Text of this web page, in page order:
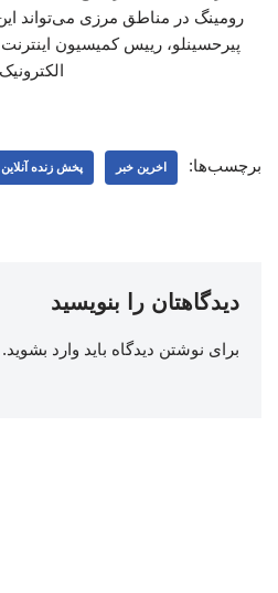
رومینگ در مناطق مرزی می‌تواند این
پیرحسینلو، رییس کمیسیون
الکترونیک
برچسب‌ها: اخرین خبر پخش زنده آنلاین
دیدگاهتان را بنویسید
برای نوشتن دیدگاه باید وارد بشوید.